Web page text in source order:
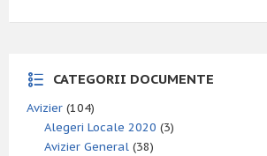
CATEGORII DOCUMENTE
Avizier (104)
Alegeri Locale 2020 (3)
Avizier General (38)